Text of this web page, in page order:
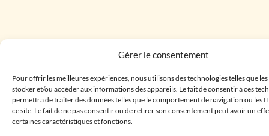
Gérer le consentement
Pour offrir les meilleures expériences, nous utilisons des technologies telles que
stocker et/ou accéder aux informations des appareils. Le fait de consentir à ces
permettra de traiter des données telles que le comportement de navigation ou les
ce site. Le fait de ne pas consentir ou de retirer son consentement peut avoir un
certaines caractéristiques et fonctions.